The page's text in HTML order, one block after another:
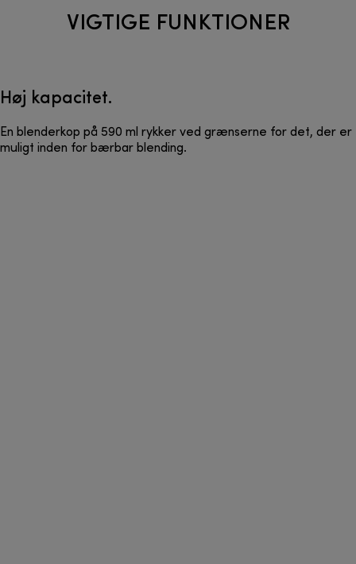
VIGTIGE FUNKTIONER
Høj kapacitet.
En blenderkop på 590 ml rykker ved grænserne for det, der er
muligt inden for bærbar blending.